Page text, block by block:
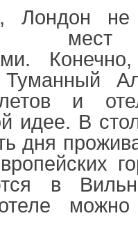
Лондон не
мест
Туманный
и
идее. В
дня
в
можно